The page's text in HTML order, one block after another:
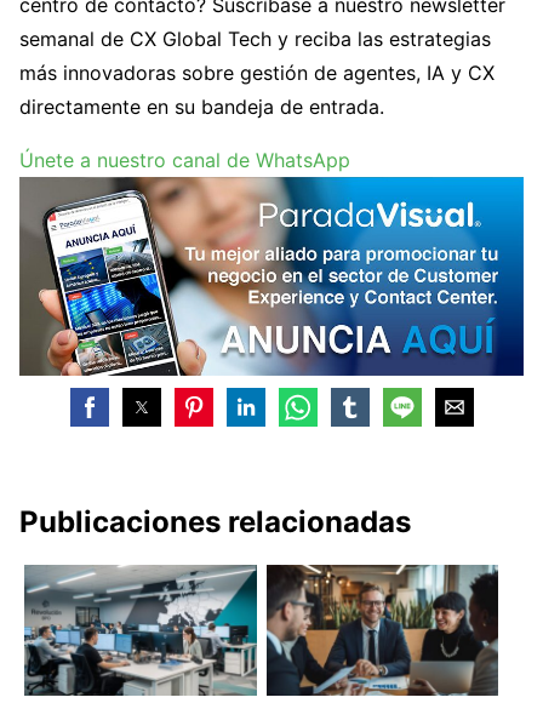
centro de contacto? Suscríbase a nuestro newsletter
semanal de CX Global Tech y reciba las estrategias
más innovadoras sobre gestión de agentes, IA y CX
directamente en su bandeja de entrada.
Únete a nuestro canal de WhatsApp
Publicaciones relacionadas